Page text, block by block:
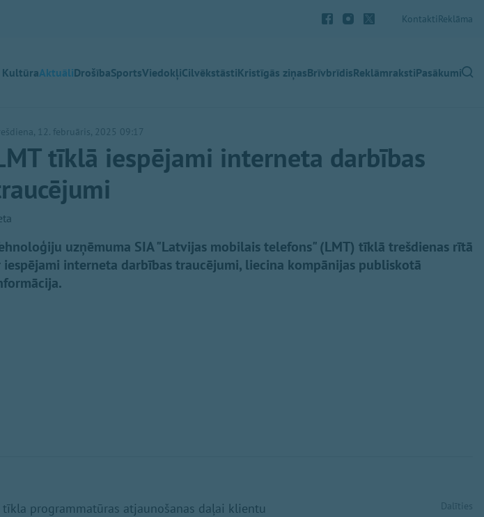
KontaktiReklāma
KultūraAktuāliDrošībaSportsViedokļiCilvēkstāstiKristīgās ziņasBrīvbrīdisReklāmrakstiPasākumi
12. februāris, 2025 09:17
tīklā iespējami interneta darbības
uzņēmuma SIA "Latvijas mobilais telefons" (LMT) tīklā trešdienas rītā
iespējami interneta darbības traucējumi, liecina kompānijas publiskotā
programmatūras atjaunošanas daļai klientu
Dalīties